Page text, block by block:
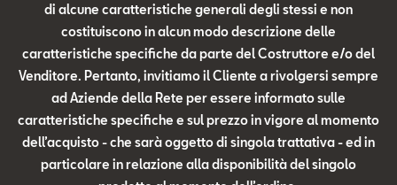
di alcune caratteristiche generali degli stessi e non
costituiscono in alcun modo descrizione delle
caratteristiche specifiche da parte del Costruttore e/o del
Venditore. Pertanto, invitiamo il Cliente a rivolgersi sempre
ad Aziende della Rete per essere informato sulle
caratteristiche specifiche e sul prezzo in vigore al momento
dell’acquisto - che sarà oggetto di singola trattativa - ed in
particolare in relazione alla disponibilità del singolo